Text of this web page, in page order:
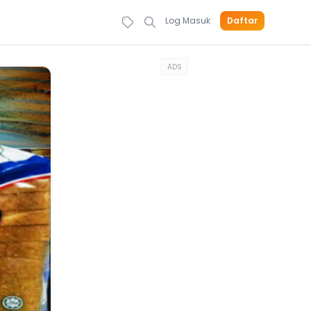
Log Masuk Daftar
ADS